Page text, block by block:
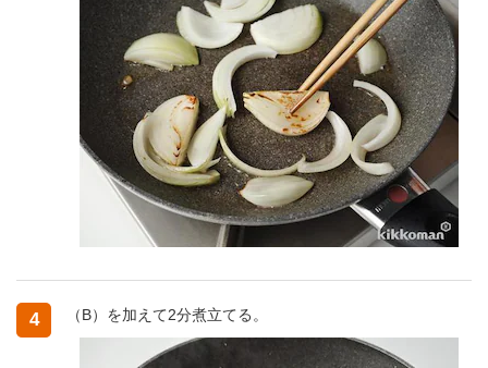
4 （B）を加えて2分煮立てる。